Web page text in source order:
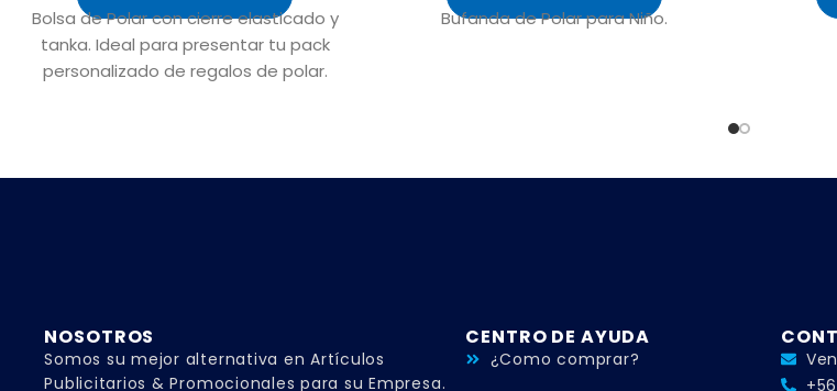
Bolsa de Polar con cierre elasticado y
tanka. Ideal para presentar tu pack
personalizado de regalos de polar.
Bufanda de Polar para Niño.
NOSOTROS
Somos su mejor alternativa en Artículos
Publicitarios & Promocionales para su Empresa.
CENTRO DE AYUDA
¿Como comprar?